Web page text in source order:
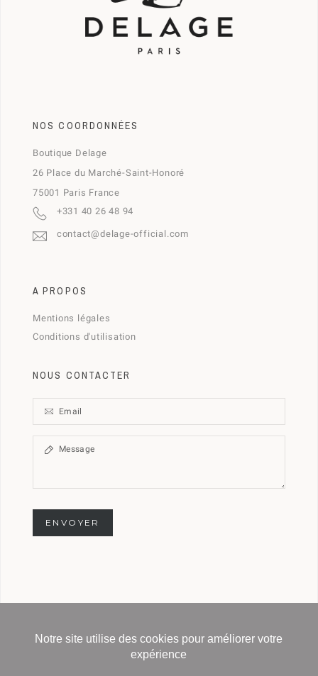
NOS COORDONNÉES
Boutique Delage
26 Place du Marché-Saint-Honoré
75001 Paris France
+331 40 26 48 94
contact@delage-official.com
A PROPOS
Mentions légales
Conditions d'utilisation
NOUS CONTACTER
ENVOYER
Copyright © 2020 Delage-official - All Rights
Reserved -Powered by : HB Paris
Notre site utilise des cookies pour améliorer votre
expérience